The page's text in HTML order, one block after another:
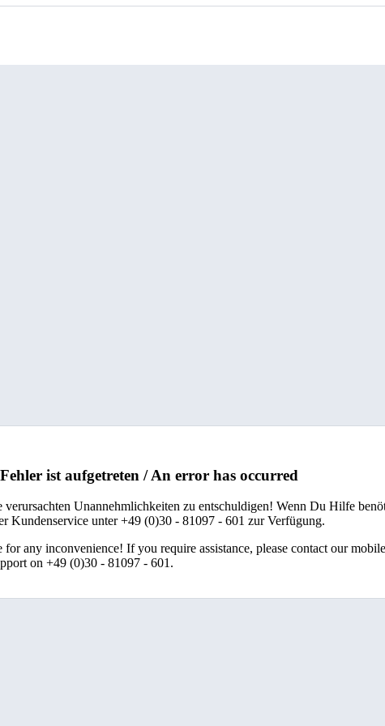
ist aufgetreten / An error has occurred
verursachten Unannehmlichkeiten zu entschuldigen! Wenn Du Hilfe
Kundenservice unter +49 (0)30 - 81097 - 601 zur Verfügung.
for any inconvenience! If you require assistance, please contact our
on +49 (0)30 - 81097 - 601.